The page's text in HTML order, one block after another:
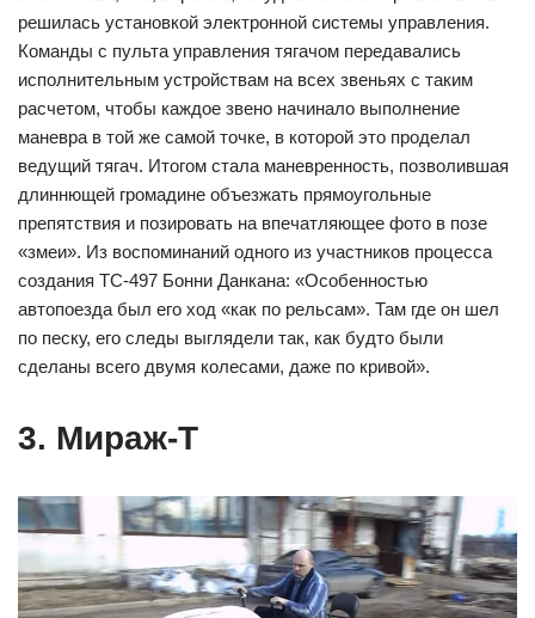
решилась установкой электронной системы управления.
Команды с пульта управления тягачом передавались
исполнительным устройствам на всех звеньях с таким
расчетом, чтобы каждое звено начинало выполнение
маневра в той же самой точке, в которой это проделал
ведущий тягач. Итогом стала маневренность, позволившая
длиннющей громадине объезжать прямоугольные
препятствия и позировать на впечатляющее фото в позе
«змеи». Из воспоминаний одного из участников процесса
создания TC-497 Бонни Данкана: «Особенностью
автопоезда был его ход «как по рельсам». Там где он шел
по песку, его следы выглядели так, как будто были
сделаны всего двумя колесами, даже по кривой».
3. Мираж-Т